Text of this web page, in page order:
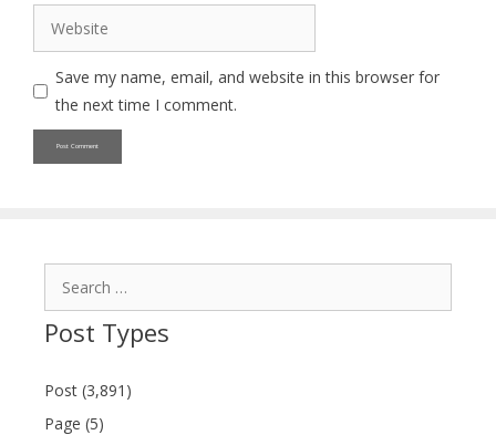
Website
Save my name, email, and website in this browser for
the next time I comment.
Post Types
Post (3,891)
Page (5)